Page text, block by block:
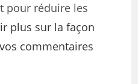
pour réduire les
plus sur la façon
commentaires